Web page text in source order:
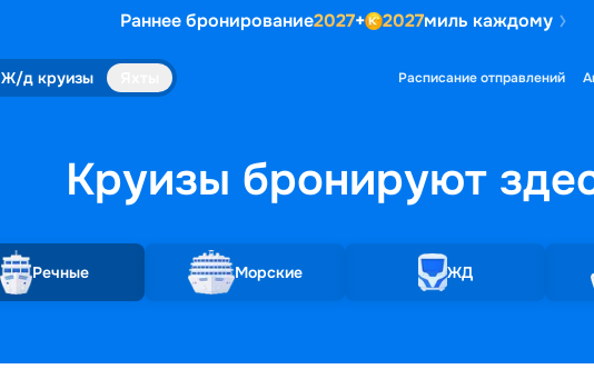
Раннее бронирование2027+ 2027миль каждому
Ж/д круизы Расписание отправлений
Круизы бронируют
Речные Морские ЖД